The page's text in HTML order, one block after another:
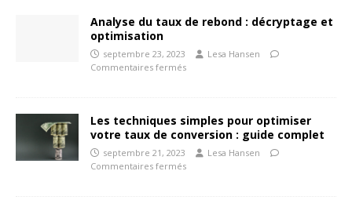
Analyse du taux de rebond : décryptage et
optimisation
septembre 23, 2023
Lesa Hansen
Commentaires fermés
Les techniques simples pour optimiser
votre taux de conversion : guide complet
septembre 21, 2023
Lesa Hansen
Commentaires fermés